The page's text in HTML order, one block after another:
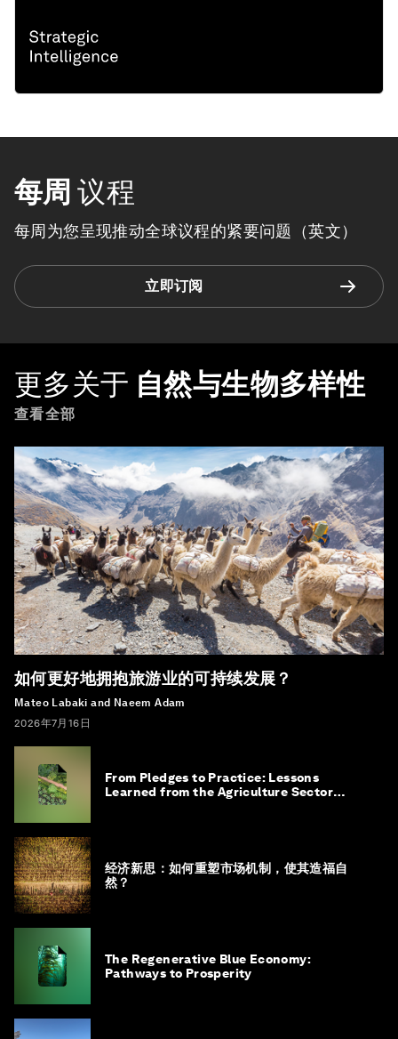
每周 议程
每周为您呈现推动全球议程的紧要问题（英文）
立即订阅
更多关于 自然与生物多样性
查看全部
如何更好地拥抱旅游业的可持续发展？
Mateo Labaki and Naeem Adam
2026年7月16日
From Pledges to Practice: Lessons
Learned from the Agriculture Sector
经济新思：如何重塑市场机制，使其造福自
然？
The Regenerative Blue Economy:
Pathways to Prosperity